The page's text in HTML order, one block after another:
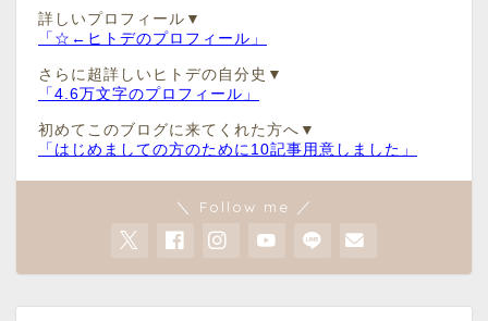
詳しいプロフィール▼
「☆←ヒトデのプロフィール」
さらに超詳しいヒトデの自分史▼
「4.6万文字のプロフィール」
初めてこのブログに来てくれた方へ▼
「はじめましての方のために10記事用意しました」
＼ Follow me ／